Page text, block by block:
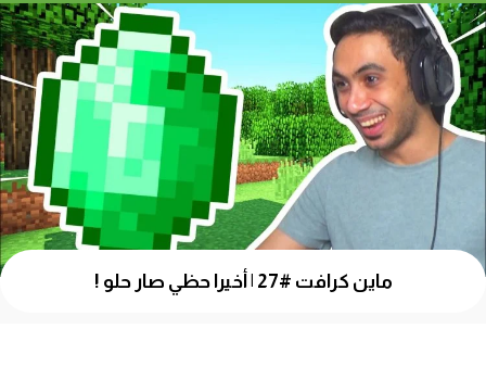
ماين كرافت #27 | أخيرا حظي صار حلو !